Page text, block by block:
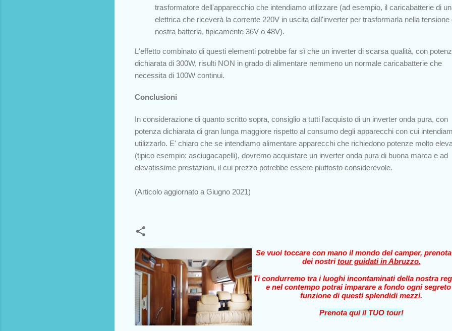
trasformatore dell'apparecchio che intendiamo utilizzare (ad esempio, il caricabatterie di
elettrica che riceverà la corrente 220V in uscita dall'inverter per trasformarla nella tensione
nostra batteria, tipicamente 36V o 48V).
L'effetto combinato di questi elementi potrebbe far sì che un inverter di scarsa qualità, con
dichiarata di 300W, risulti NON in grado di alimentare nemmeno un normale caricabatterie che
necessita di 100W continui.
Conclusioni
In considerazione di quanto scritto sopra, consiglio a tutti l'acquisto di un inverter onda pura, con
potenza dichiarata di gran lunga maggiore rispetto al consumo degli apparecchi con cui
utilizzarlo. E' chiaro che se intendiamo alimentare apparecchi che richiedono potenze molto
(tipico esempio: asciugacapelli), dovremo acquistare un inverter onda pura di buona marca e ad
elevatissime prestazioni, il cui prezzo potrebbe essere piuttosto considerevole.
(Articolo aggiornato a Giugno 2021)
Se vuoi toccare con mano il mondo del camper,
dei nostritour guidati in Abruzzo.
Ti condurremo tra i luoghi incontaminati della nostra
e nel contempo potrai imparare a fondo ogni segreto
funzione di questi splendidi mezzi.
Prenota qui il TUO tour!